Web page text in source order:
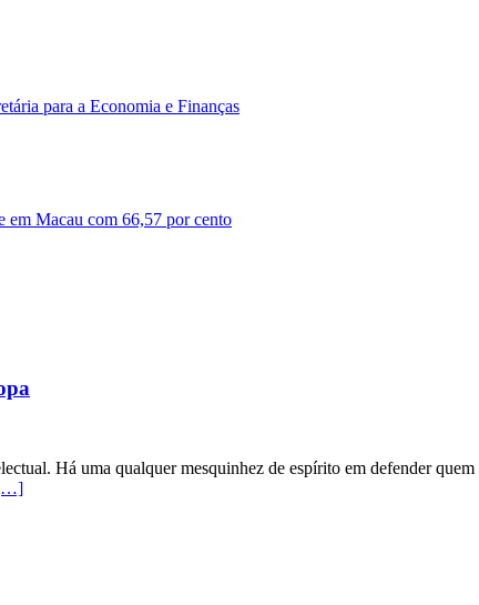
para a Economia e Finanças
em Macau com 66,57 por cento
Há uma qualquer mesquinhez de espírito em defender